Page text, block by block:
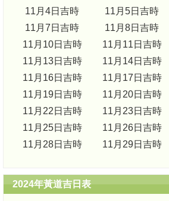
11月4日吉時
11月5日吉時
11月7日吉時
11月8日吉時
11月10日吉時
11月11日吉時
11月13日吉時
11月14日吉時
11月16日吉時
11月17日吉時
11月19日吉時
11月20日吉時
11月22日吉時
11月23日吉時
11月25日吉時
11月26日吉時
11月28日吉時
11月29日吉時
2024年黃道吉日表